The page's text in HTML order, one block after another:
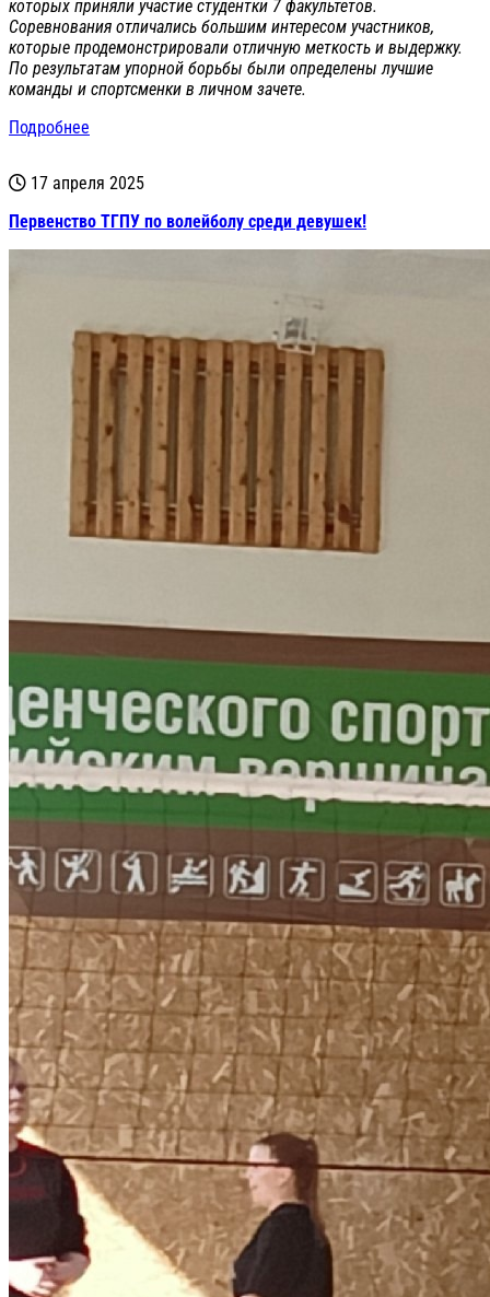
которых приняли участие студентки 7 факультетов.
Соревнования отличались большим интересом участников,
которые продемонстрировали отличную меткость и выдержку.
По результатам упорной борьбы были определены лучшие
команды и спортсменки в личном зачете.
Подробнее
17 апреля 2025
Первенство ТГПУ по волейболу среди девушек!